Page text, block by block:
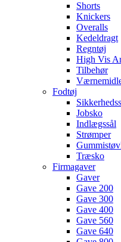
Shorts
Knickers
Overalls
Kedeldragt
Regntøj
High Vis
Tilbehør
Fodtøj
Jobsko
Indlægssål
Strømper
Træsko
Firmagaver
Gaver
Gave 200
Gave 300
Gave 400
Gave 560
Gave 640